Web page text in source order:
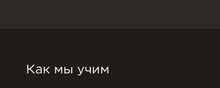
Как мы учим